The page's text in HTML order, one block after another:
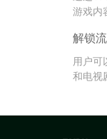
游戏内
解锁
用户可
和电视